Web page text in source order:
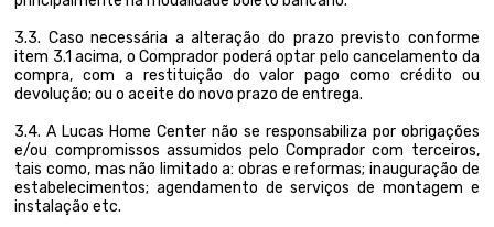
3.3. Caso necessária a alteração do prazo previsto conforme
item 3.1 acima, o Comprador poderá optar pelo cancelamento da
compra, com a restituição do valor pago como crédito ou
devolução; ou o aceite do novo prazo de entrega.
3.4. A Lucas Home Center não se responsabiliza por obrigações
e/ou compromissos assumidos pelo Comprador com terceiros,
tais como, mas não limitado a: obras e reformas; inauguração de
estabelecimentos; agendamento de serviços de montagem e
instalação etc.